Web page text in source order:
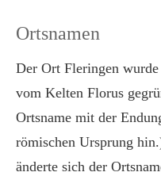
Ortsnamen
Der Ort Fleringen
vom Kelten Florus
Ortsname mit der
römischen Ursprung
änderte sich der